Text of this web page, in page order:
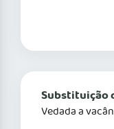
Substituição
Vedada a